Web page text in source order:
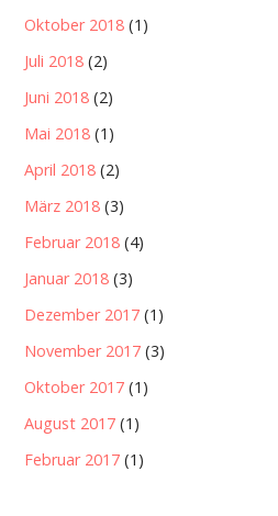
Oktober 2018 (1)
Juli 2018 (2)
Juni 2018 (2)
Mai 2018 (1)
April 2018 (2)
März 2018 (3)
Februar 2018 (4)
Januar 2018 (3)
Dezember 2017 (1)
November 2017 (3)
Oktober 2017 (1)
August 2017 (1)
Februar 2017 (1)